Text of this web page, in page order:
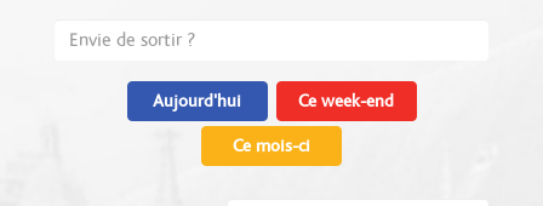
Aujourd'hui Ce week-end
Ce mois-ci